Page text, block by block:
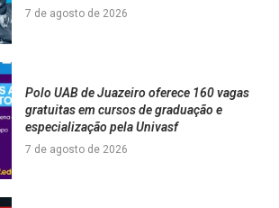
7 de agosto de 2026
Polo UAB de Juazeiro oferece 160 vagas
gratuitas em cursos de graduação e
especialização pela Univasf
7 de agosto de 2026